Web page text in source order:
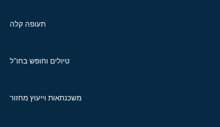
תעופה קלה
טיולים וחופש בחו"ל
משכנתאות וייעוץ מחזור